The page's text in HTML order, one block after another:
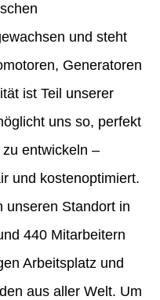
und steht
Generatoren
ist Teil unserer
uns so, perfekt
entwickeln –
und kostenoptimiert.
unseren Standort in
440 Mitarbeitern
Arbeitsplatz und
aus aller Welt. Um